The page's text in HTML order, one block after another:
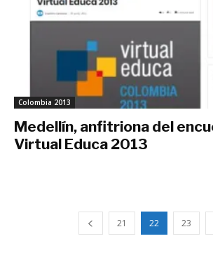
Colombia 2013
Medellín, anfitriona del
Virtual Educa 2013
21 22 23